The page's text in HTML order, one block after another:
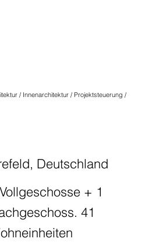
Deutschland
+ 1
41
/ Innenarchitektur / Projektsteuerung /